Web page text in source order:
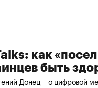
как
быть
Донец – о цифровой